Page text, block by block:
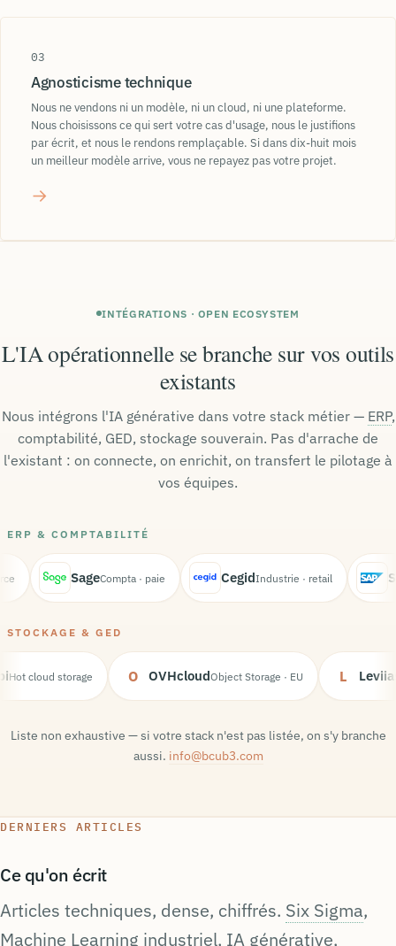
03
Agnosticisme technique
Nous ne vendons ni un modèle, ni un cloud, ni une plateforme.
Nous choisissons ce qui sert votre cas d'usage, nous le justifions
par écrit, et nous le rendons remplaçable. Si dans dix-huit mois
un meilleur modèle arrive, vous ne repayez pas votre projet.
→
INTÉGRATIONS · OPEN ECOSYSTEM
L'IA opérationnelle se branche sur vos outils
existants
Nous intégrons l'IA générative dans votre stack métier — ERP,
comptabilité, GED, stockage souverain. Pas d'arrache de
l'existant : on connecte, on enrichit, on transfert le pilotage à
vos équipes.
ERP & COMPTABILITÉ
SageCompta · paie CegidIndustrie · retail
STOCKAGE & GED
Hot cloud storage O OVHcloudObject Storage · EU L
Liste non exhaustive — si votre stack n'est pas listée, on s'y branche
aussi. info@bcub3.com
DERNIERS ARTICLES
Ce qu'on écrit
Articles techniques, dense, chiffrés. Six Sigma,
Machine Learning industriel, IA générative,